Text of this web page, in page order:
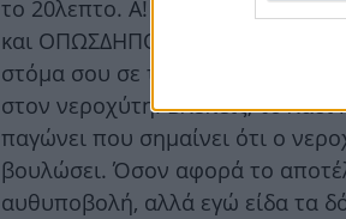
το 20λεπτο. Α! Και κάτι ακόμη:
και ΟΠΩΣΔΗΠΟΤΕ βάζεις το λάδι
στόμα σου σε τόνους χαρτί
στον νεροχύτη. Βλέπεις, το
παγώνει που σημαίνει ότι ο
βουλώσει. Όσον αφορά το
αυθυποβολή, αλλά εγώ είδα τα